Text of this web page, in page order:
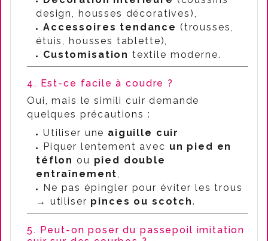
design, housses décoratives),
Accessoires tendance (trousses,
étuis, housses tablette),
Customisation textile moderne.
4. Est-ce facile à coudre ?
Oui, mais le simili cuir demande
quelques précautions :
Utiliser une aiguille cuir
Piquer lentement avec un pied en
téflon ou pied double
entraînement
Ne pas épingler pour éviter les trous
→ utiliser pinces ou scotch.
5. Peut-on poser du passepoil imitation